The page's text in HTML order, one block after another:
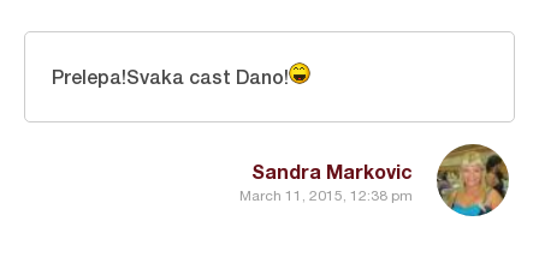
Sandra Markovic
March 11, 2015, 12:38 pm
Prelepa!Svaka cast Dano!